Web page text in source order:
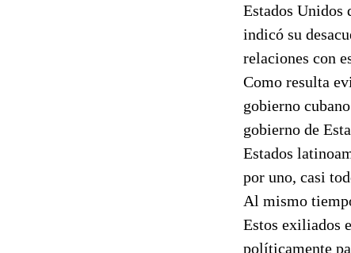
Estados Unidos
indicó su
relaciones con
Como resulta
gobierno
gobierno de
Estados
por uno, casi
Al mismo
Estos exiliados
políticamente